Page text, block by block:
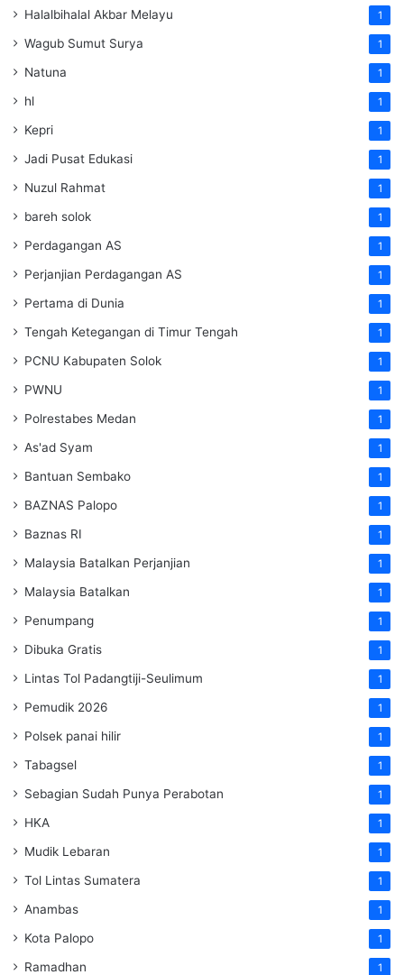
Halalbihalal Akbar Melayu 1
Wagub Sumut Surya 1
Natuna 1
hl 1
Kepri 1
Jadi Pusat Edukasi 1
Nuzul Rahmat 1
bareh solok 1
Perdagangan AS 1
Perjanjian Perdagangan AS 1
Pertama di Dunia 1
Tengah Ketegangan di Timur Tengah 1
PCNU Kabupaten Solok 1
PWNU 1
Polrestabes Medan 1
As'ad Syam 1
Bantuan Sembako 1
BAZNAS Palopo 1
Baznas RI 1
Malaysia Batalkan Perjanjian 1
Malaysia Batalkan 1
Penumpang 1
Dibuka Gratis 1
Lintas Tol Padangtiji-Seulimum 1
Pemudik 2026 1
Polsek panai hilir 1
Tabagsel 1
Sebagian Sudah Punya Perabotan 1
HKA 1
Mudik Lebaran 1
Tol Lintas Sumatera 1
Anambas 1
Kota Palopo 1
Ramadhan 1